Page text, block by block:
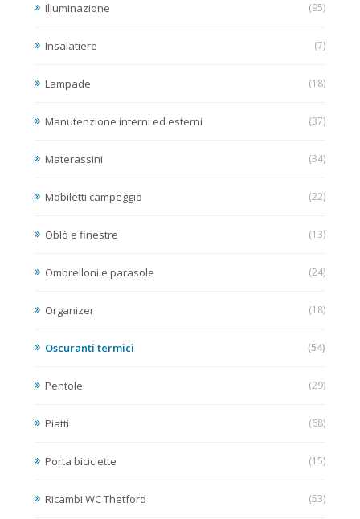
Illuminazione (95)
Insalatiere (7)
Lampade (18)
Manutenzione interni ed esterni (37)
Materassini (34)
Mobiletti campeggio (22)
Oblò e finestre (13)
Ombrelloni e parasole (24)
Organizer (18)
Oscuranti termici (54)
Pentole (29)
Piatti (68)
Porta biciclette (15)
Ricambi WC Thetford (53)